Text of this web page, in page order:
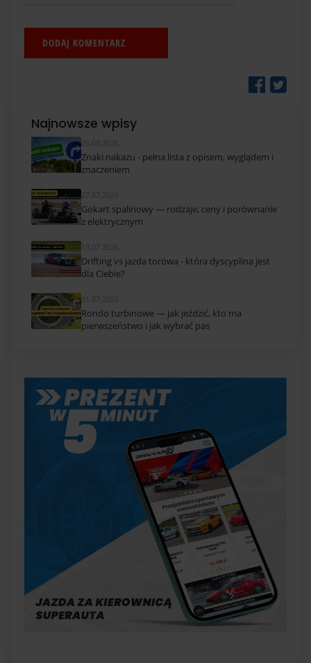
Najnowsze wpisy
05.08.2026
Znaki nakazu - pełna lista z opisem, wyglądem i
znaczeniem
Gokart spalinowy — rodzaje, ceny i porównanie
z elektrycznym
Drifting vs jazda torowa - która dyscyplina jest
dla Ciebie?
Rondo turbinowe — jak jeździć, kto ma
pierwszeństwo i jak wybrać pas